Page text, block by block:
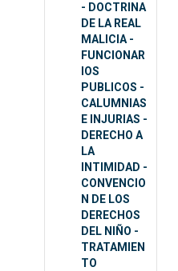
- DOCTRINA
DE LA REAL
MALICIA -
FUNCIONAR
IOS
PUBLICOS -
CALUMNIAS
E INJURIAS -
DERECHO A
LA
INTIMIDAD -
CONVENCIO
N DE LOS
DERECHOS
DEL NIÑO -
TRATAMIEN
TO